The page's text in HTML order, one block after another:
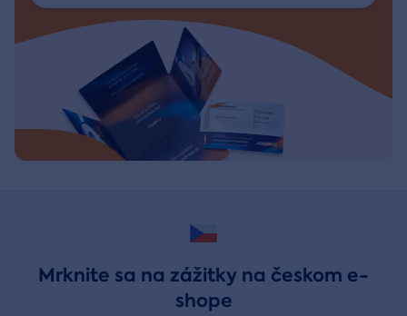
Mrknite sa na zážitky na českom e-
shope